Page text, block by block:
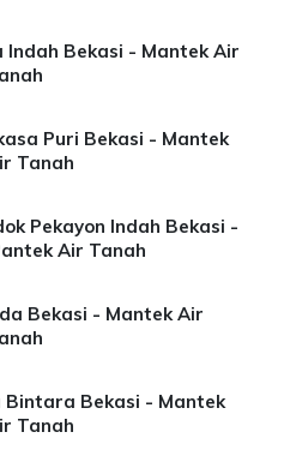
Indah Bekasi - Mantek Air
Puri Bekasi - Mantek
Tanah
Pekayon Indah Bekasi -
Air Tanah
Bekasi - Mantek Air
Bintara Bekasi - Mantek
Tanah